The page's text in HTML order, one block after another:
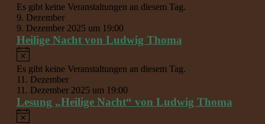
Es gibt keine Veranstaltungen an diesem Tag.
9. Dezember
9. Dezember 2025 um 19:00
Heilige Nacht von Ludwig Thoma
Hinweis
Es gibt keine Veranstaltungen an diesem Tag.
11. Dezember
11. Dezember 2025 um 19:00
Lesung „Heilige Nacht“ von Ludwig Thoma
Hinweis